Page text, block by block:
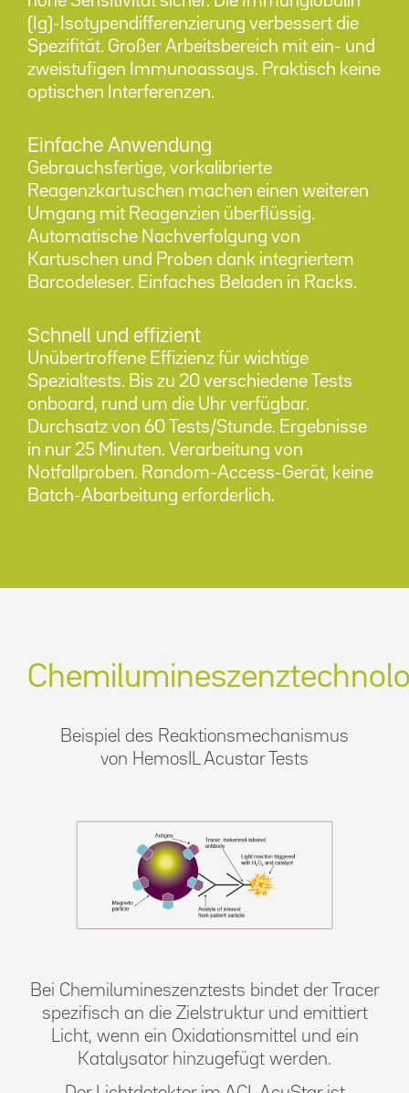
(Ig)-Isotypendifferenzierung verbessert die
Spezifität. Großer Arbeitsbereich mit ein- und
zweistufigen Immunoassays. Praktisch keine
optischen Interferenzen.
Einfache Anwendung
Gebrauchsfertige, vorkalibrierte
Reagenzkartuschen machen einen weiteren
Umgang mit Reagenzien überflüssig.
Automatische Nachverfolgung von
Kartuschen und Proben dank integriertem
Barcodeleser. Einfaches Beladen in Racks.
Schnell und effizient
Unübertroffene Effizienz für wichtige
Spezialtests. Bis zu 20 verschiedene Tests
onboard, rund um die Uhr verfügbar.
Durchsatz von 60 Tests/Stunde. Ergebnisse
in nur 25 Minuten. Verarbeitung von
Notfallproben. Random-Access-Gerät, keine
Batch-Abarbeitung erforderlich.
Beispiel des Reaktionsmechanismus
von HemosIL Acustar Tests
Bei Chemilumineszenztests bindet der Tracer
spezifisch an die Zielstruktur und emittiert
Licht, wenn ein Oxidationsmittel und ein
Katalysator hinzugefügt werden.